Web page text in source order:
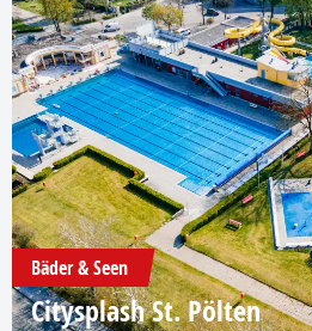
Bäder & Seen
Citysplash St. Pölten